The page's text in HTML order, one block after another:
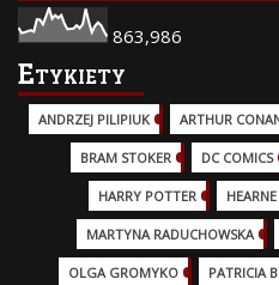
863,986
Etykiety
ANDRZEJ PILIPIUK (29)ARTHUR
BRAM STOKER DC COMICS
HARRY POTTER (13)
MARTYNA RADUCHOWSKA
OLGA GROMYKO PATRICIA